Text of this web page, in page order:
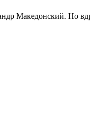
Македонский. Но